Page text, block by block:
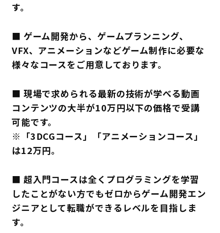
す。
■ ゲーム開発から、ゲームプランニング、
VFX、アニメーションなどゲーム制作に必要な
様々なコースをご用意しております。
■ 現場で求められる最新の技術が学べる動画
コンテンツの大半が10万円以下の価格で受講
可能です。
※「3DCGコース」「アニメーションコース」
は12万円。
■ 超入門コースは全くプログラミングを学習
したことがない方でもゼロからゲーム開発エン
ジニアとして転職ができるレベルを目指しま
す。